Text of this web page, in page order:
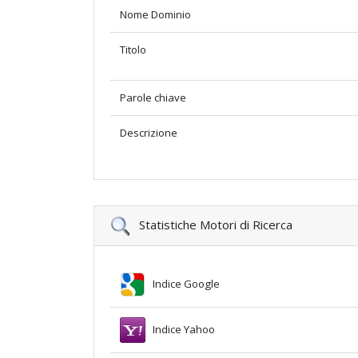
Nome Dominio
Titolo
Parole chiave
Descrizione
Statistiche Motori di Ricerca
Indice Google
Indice Yahoo